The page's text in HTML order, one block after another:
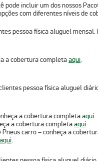
pode incluir um dos nossos
com diferentes níveis de
pessoa física aluguel
a cobertura completaaqui.
pessoa física aluguel
a cobertura completaaqui.
a cobertura completaaqui.
carro – conheça a
aqui.